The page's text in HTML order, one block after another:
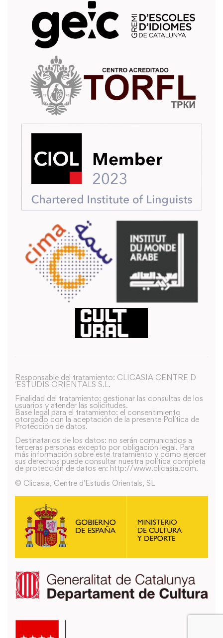
Responsable del tratamiento: CLICASIA CENTRE D
´ESTUDIS ORIENTALS S.L.
Finalidad del tratamiento: gestionar las consultas de los
usuarios y atender las solicitudes.
Base legal para el tratamiento: el consentimiento
otorgado con la aceptación de la presente Política de
Protección de datos.
Destinatarios de los datos: no serán comunicados a
terceras personas excepto por obligación legal. Para
más información sobre este tratamiento y como ejercer
sus derechos puede consultar nuestra política completa
de protección de datos en: http://www.clicasia.com.
© Clicasia, Centre d'Estudis Orientals, SL